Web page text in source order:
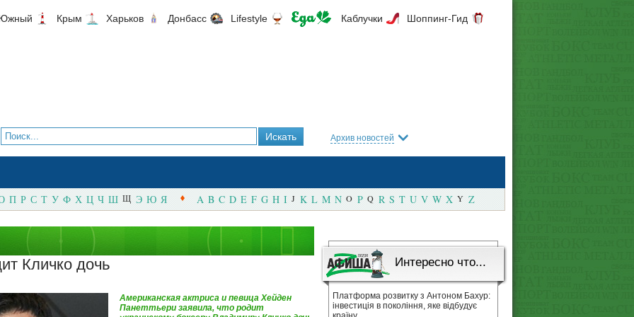
Крым Харьков Донбасс Lifestyle Каблучки Шоппинг-Гид
Архив новостей
П Р С Т У Ф Х Ц Ч Ш Щ Э Ю Я A B C D E F G H I J K L M N O P Q R S T U V W X Y Z
Кличко дочь
Американская актриса и певица Хейден
Панеттьери заявила, что родит
Интересно что...
Платформа розвитку з Антоном Бахур:
інвестиція в покоління, яке відбудує